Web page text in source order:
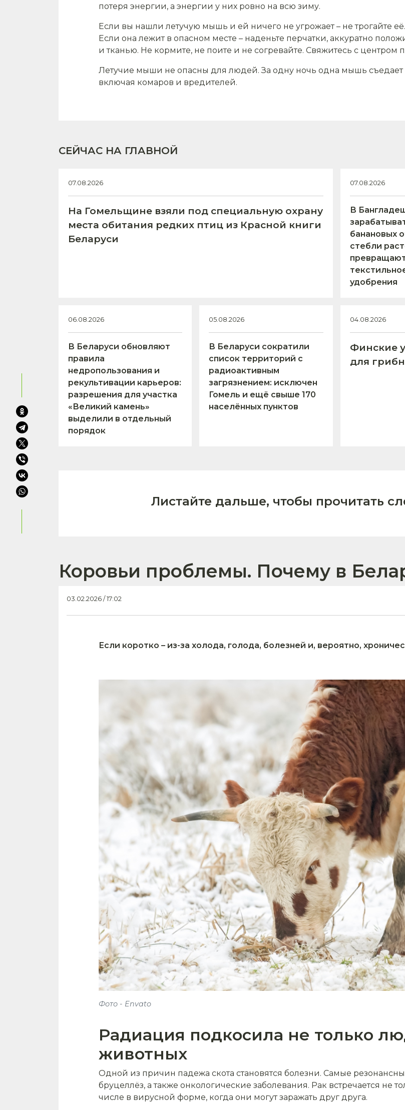
потеря энергии, а энергии у них ровно на всю зиму.
Если вы нашли летучую мышь и ей ничего не угрожает – не трогайте её.
Если она лежит в опасном месте – наденьте перчатки, аккуратно
и тканью. Не кормите, не поите и не согревайте. Свяжитесь с
Летучие мыши не опасны для людей. За одну ночь одна мышь съедает
включая комаров и вредителей.
СЕЙЧАС НА ГЛАВНОЙ
07.08.2026
На Гомельщине взяли под специальную охрану
места обитания редких птиц из Красной книги
Беларуси
07.08.2026
В
банановых
стебли
удобрения
06.08.2026
В Беларуси обновляют
правила
недропользования и
рекультивации карьеров:
разрешения для участка
«Великий камень»
выделили в отдельный
порядок
05.08.2026
В Беларуси сократили
список территорий с
радиоактивным
загрязнением: исключен
Гомель и ещё свыше 170
населённых пунктов
04.08.2026
Финские
для
Листайте дальше, чтобы прочитать
Коровьи проблемы. Почему в
03.02.2026 / 17:02
Если коротко – из-за холода, голода, болезней и, вероятно,
Фото - Envato
Радиация подкосила не только
животных
Одной из причин падежа скота становятся болезни. Самые
бруцеллёз, а также онкологические заболевания. Рак встречается не
числе в вирусной форме, когда они могут заражать друг друга.